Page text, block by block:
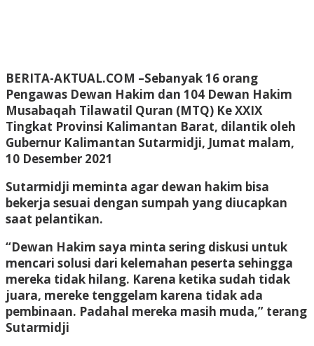
BERITA-AKTUAL.COM –Sebanyak 16 orang
Pengawas Dewan Hakim dan 104 Dewan Hakim
Musabaqah Tilawatil Quran (MTQ) Ke XXIX
Tingkat Provinsi Kalimantan Barat, dilantik oleh
Gubernur Kalimantan Sutarmidji, Jumat malam,
10 Desember 2021
Sutarmidji meminta agar dewan hakim bisa
bekerja sesuai dengan sumpah yang diucapkan
saat pelantikan.
“Dewan Hakim saya minta sering diskusi untuk
mencari solusi dari kelemahan peserta sehingga
mereka tidak hilang. Karena ketika sudah tidak
juara, mereke tenggelam karena tidak ada
pembinaan. Padahal mereka masih muda,” terang
Sutarmidji